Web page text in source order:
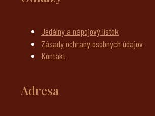
Jedálny a nápojový lístok
Zásady ochrany osobných údajov
Kontakt
Adresa